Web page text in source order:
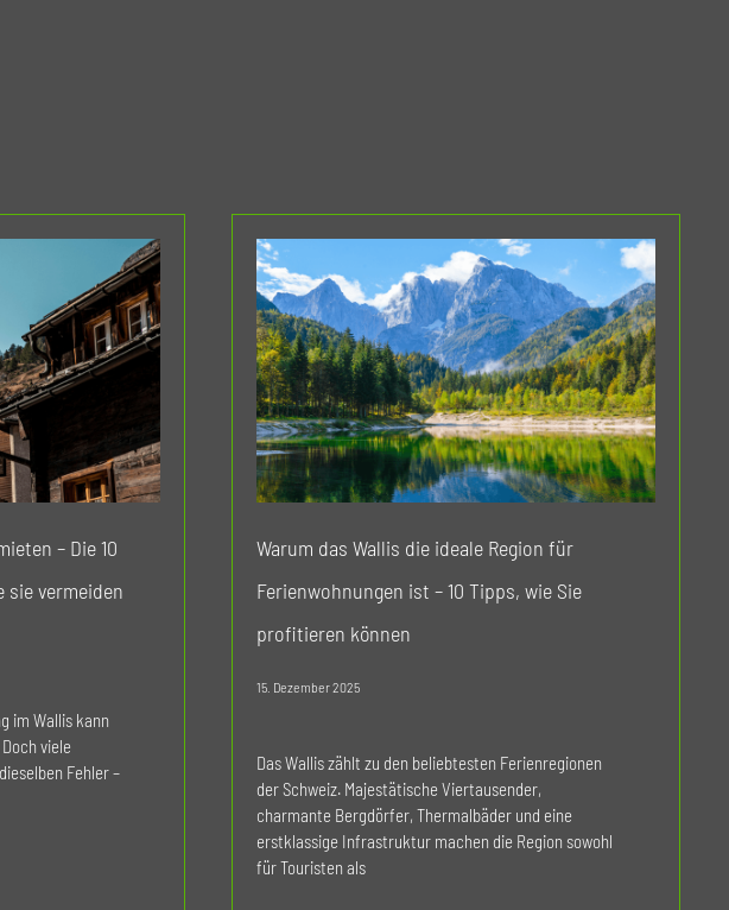
– Die 10
sie vermeiden
im Wallis kann
viele
Fehler –
Warum das Wallis die ideale Region für
Ferienwohnungen ist – 10 Tipps, wie Sie
profitieren können
15. Dezember 2025
Das Wallis zählt zu den beliebtesten Ferienregionen
der Schweiz. Majestätische Viertausender,
charmante Bergdörfer, Thermalbäder und eine
erstklassige Infrastruktur machen die Region sowohl
für Touristen als